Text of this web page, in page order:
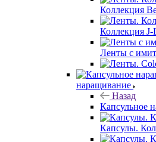
Коллекция
Коллекция J-
Ленты с
наращивание
Назад
Капсульное
Капсулы.